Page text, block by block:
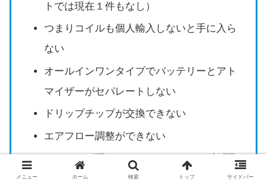
トでは現在１件もなし）
つまりコイルも個人輸入しないと手に入ら
ない
オールインワンタイプでバッテリーとアト
マイザーがセパレートしない
ドリップチップが交換できない
エアフロー調整ができない
リキッドが漏れる(VG80リキッドでダダ漏
メニュー ホーム 検索 トップ サイドバー